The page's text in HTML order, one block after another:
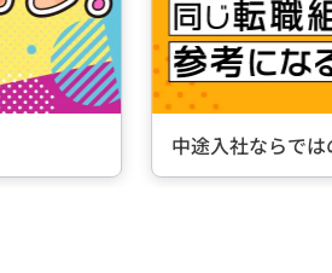
らではの視点のインタビュー